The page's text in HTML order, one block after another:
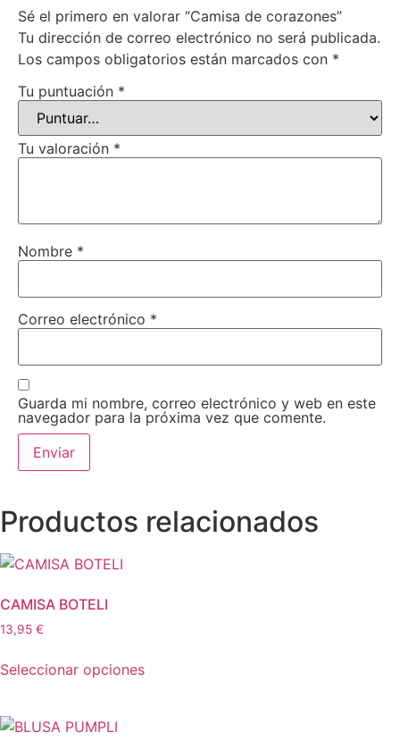
Sé el primero en valorar “Camisa de corazones”
Tu dirección de correo electrónico no será publicada.
Los campos obligatorios están marcados con *
Tu puntuación *
Tu valoración *
Nombre *
Correo electrónico *
Guarda mi nombre, correo electrónico y web en este
navegador para la próxima vez que comente.
Productos relacionados
CAMISA BOTELI
13,95 €
Seleccionar opcionesproducto